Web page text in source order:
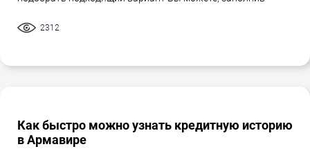
2312
Как быстро можно узнать кредитную историю
в Армавире